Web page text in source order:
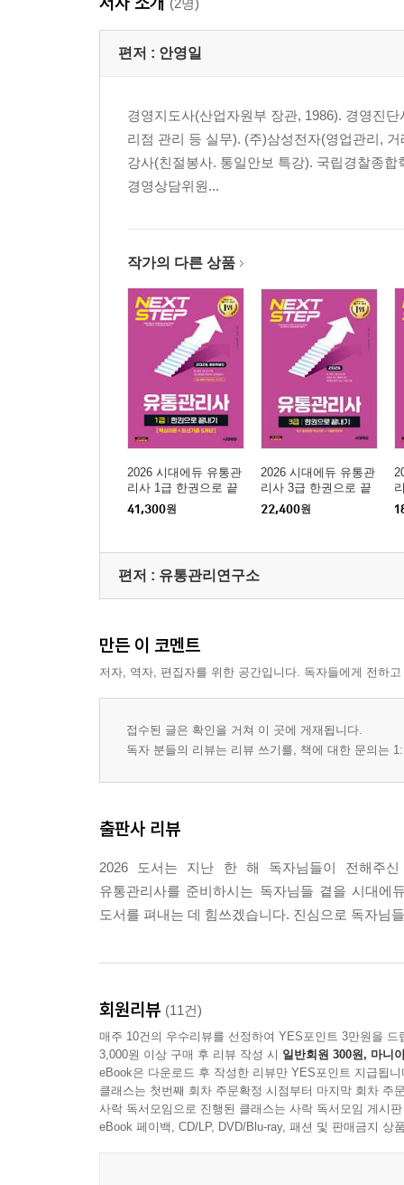
(2명)
편저 : 안영일
경영지도사(산업자원부 장관, 1986). 경영진
리점 관리 등 실무). (주)삼성전자(영업관리,
강사(친절봉사. 통일안보 특강). 국립경찰종
경영상담위원...
작가의 다른 상품
2026 시대에듀 유통관
리사 1급 한권으로 끝
내기 [핵심이론+최신기
출 5개년]
41,300원
2026 시대에듀 유통관
리사 3급 한권으로 끝
내기
22,400원
편저 : 유통관리연구소
만든 이 코멘트
저자, 역자, 편집자를 위한 공간입니다. 독자들에게 전하
접수된 글은 확인을 거쳐 이 곳에 게재됩니다.
독자 분들의 리뷰는 리뷰 쓰기를, 책에 대한 문의는
출판사 리뷰
2026 도서는 지난 한 해 독자님들이 전해주
유통관리사를 준비하시는 독자님들 곁을 시대
도서를 펴내는 데 힘쓰겠습니다. 진심으로 독자님
회원리뷰 (11건)
매주 10건의 우수리뷰를 선정하여 YES포인트 3만원을 드
3,000원 이상 구매 후 리뷰 작성 시 일반회원 300원, 마니
eBook은 다운로드 후 작성한 리뷰만 YES포인트 지급됩니
클래스는 첫번째 회차 주문확정 시점부터 마지막 회차 주
사락 독서모임으로 진행된 클래스는 사락 독서모임 게시
eBook 페이백, CD/LP, DVD/Blu-ray, 패션 및 판매금지 상